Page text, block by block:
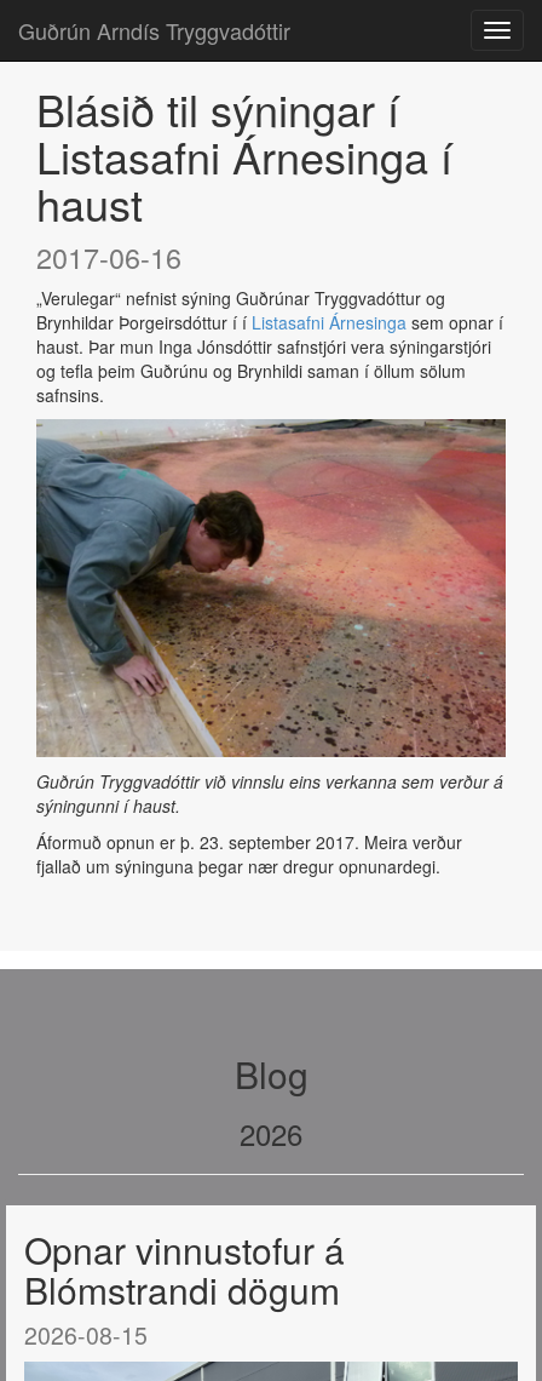
Guðrún Arndís Tryggvadóttir
Blásið til sýningar í
Listasafni Árnesinga í
haust
2017-06-16
„Verulegar“ nefnist sýning Guðrúnar Tryggvadóttur og
Brynhildar Þorgeirsdóttur í í Listasafni Árnesinga sem opnar í
haust. Þar mun Inga Jónsdóttir safnstjóri vera sýningarstjóri
og tefla þeim Guðrúnu og Brynhildi saman í öllum sölum
safnsins.
Guðrún Tryggvadóttir við vinnslu eins verkanna sem verður á
sýningunni í haust.
Áformuð opnun er þ. 23. september 2017. Meira verður
fjallað um sýninguna þegar nær dregur opnunardegi.
Blog
2026
Opnar vinnustofur á
Blómstrandi dögum
2026-08-15